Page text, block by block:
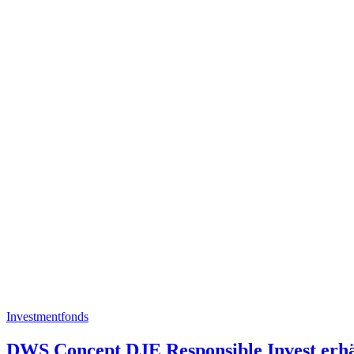
Investmentfonds
DWS Concept DJE Responsible Invest